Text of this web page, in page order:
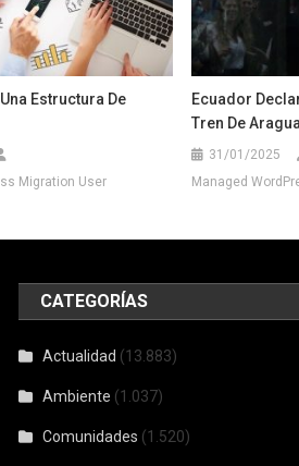
Estructura De
Migration User
Ecuador
Tren De Aragua
31/01/2025
Managed
CATEGORÍAS
Actualidad (13.883)
Ambiente (1.037)
Comunidades (1.520)